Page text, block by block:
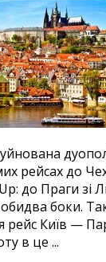
і
дешеві
в
Чехію:
Прага
зі
2000₴,
з
Харкова
3000₴,
з
Києва
рейсах до
до Праги зі
боки.
рейс Київ —
в це ...